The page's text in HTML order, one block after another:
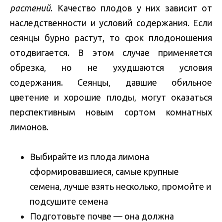
растений. Качество плодов у них зависит от
наследственности и условий содержания. Если
сеянцы бурно растут, то срок плодоношения
отодвигается. В этом случае применяется
обрезка, но не ухудшаются условия
содержания. Сеянцы, давшие обильное
цветение и хорошие плоды, могут оказаться
перспективным новым сортом комнатных
лимонов.
Выбирайте из плода лимона
сформировавшиеся, самые крупные
семена, лучше взять несколько, промойте и
подсушите семена
Подготовьте почве — она должна